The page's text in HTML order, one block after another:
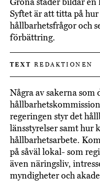
Syftet är att titta på
hållbarhetsfrågor och
förbättring.
TEXT REDAKTIONEN
Några av sakerna som
regeringen styr det
länsstyrelser samt
hållbarhetsarbete.
på såväl lokal- som
även näringsliv,
myndigheter och